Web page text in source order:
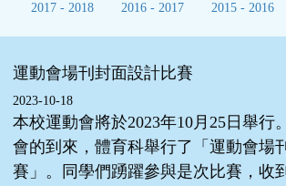
2017 - 2018 2016 - 2017 2015 - 2016
運動會場刊封面設計比賽
2023-10-18
本校運動會將於2023年10月25日舉行
會的到來，體育科舉行了「運動會場
賽」。同學們踴躍參與是次比賽，收